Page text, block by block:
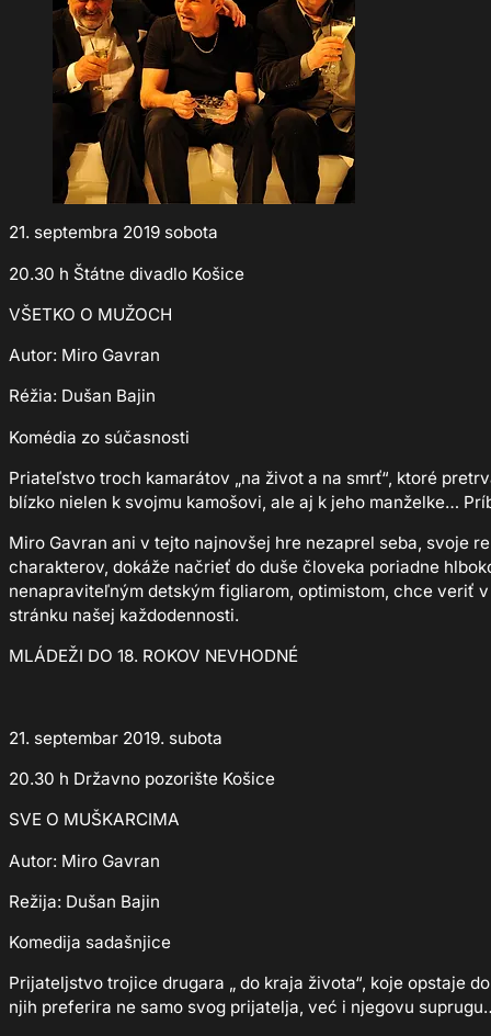
21. septembra 2019 sobota
20.30 h Štátne divadlo Košice
VŠETKO O MUŽOCH
Autor: Miro Gavran
Réžia: Dušan Bajin
Komédia zo súčasnosti
Priateľstvo troch kamarátov „na život a na smrť“, ktoré
blízko nielen k svojmu kamošovi, ale aj k jeho manželke…
Miro Gavran ani v tejto najnovšej hre nezaprel seba, svoje
charakterov, dokáže načrieť do duše človeka poriadne
nenapraviteľným detským figliarom, optimistom, chce veriť
stránku našej každodennosti.
MLÁDEŽI DO 18. ROKOV NEVHODNÉ
21. septembar 2019. subota
20.30 h Državno pozorište Košice
SVE O MUŠKARCIMA
Autor: Miro Gavran
Režija: Dušan Bajin
Komedija sadašnjice
Prijateljstvo trojice drugara „ do kraja života“, koje opstaje
njih preferira ne samo svog prijatelja, već i njegovu